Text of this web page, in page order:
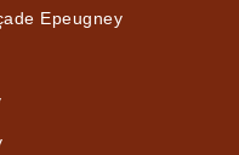
Epeugney